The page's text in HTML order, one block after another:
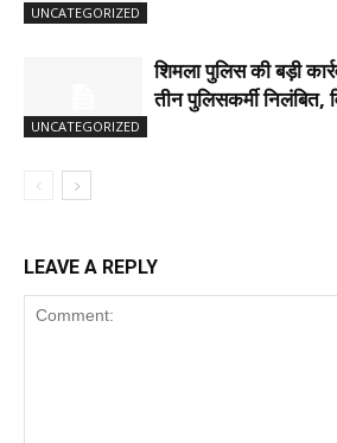
UNCATEGORIZED
UNCATEGORIZED
शिमला पुलिस की बड़ी
तीन पुलिसकर्मी निलंबित,
LEAVE A REPLY